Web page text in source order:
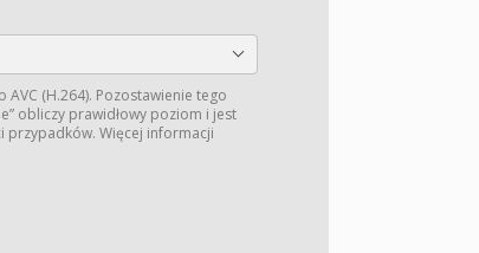
(H.264). Pozostawienie tego
obliczy prawidłowy poziom i jest
przypadków. Więcej informacji